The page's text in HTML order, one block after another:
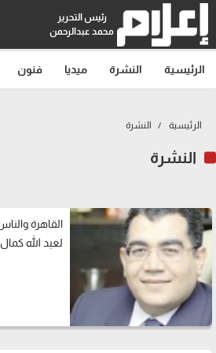
رئيس التحرير
محمد عبدالرحمن
الرئيسية النشرة ميديا فنون
الرئيسية النشرة
النشرة
لعبد الله كمال